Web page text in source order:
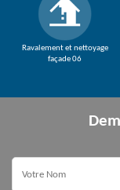
Ravalement et nettoyage
façade 06